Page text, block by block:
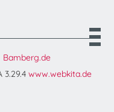
Bamberg.de
3.29.4 www.webkita.de